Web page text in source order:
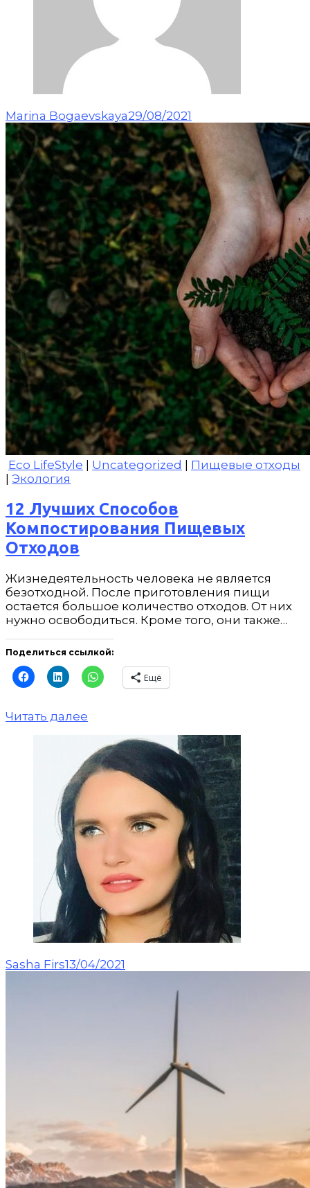
Marina Bogaevskaya29/08/2021
Eco LifeStyle Uncategorized
Пищевые отходы
Экология
12 Лучших Способов
Компостирования Пищевых
Отходов
Жизнедеятельность человека не является
безотходной. После приготовления пищи
остается большое количество отходов. От них
нужно освободиться. Кроме того, они также…
Поделиться ссылкой:
Ещё
Читать далее
Sasha Firs13/04/2021